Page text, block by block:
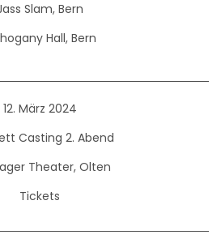
Slam, Bern
Hall, Bern
12. März 2024
Casting 2. Abend
Theater, Olten
Tickets